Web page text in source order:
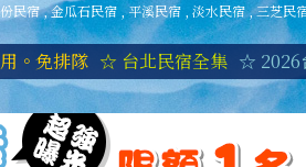
民宿,金瓜石民宿 ,平溪民宿 淡水民宿,三芝民
。免排隊 ☆ 台北民宿全集 ☆ 2026